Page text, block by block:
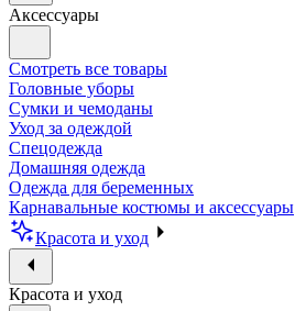
Аксессуары
Смотреть все товары
Головные уборы
Сумки и чемоданы
Уход за одеждой
Спецодежда
Домашняя одежда
Одежда для беременных
Карнавальные костюмы и аксессуары
Красота и уход
Красота и уход